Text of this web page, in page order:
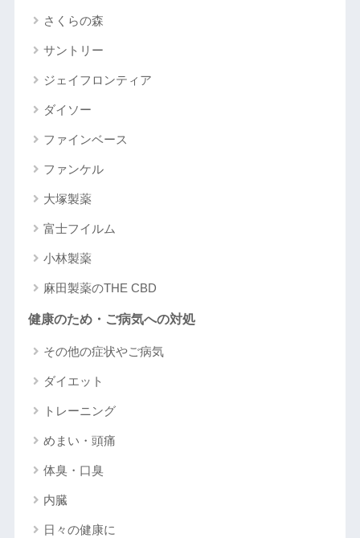
さくらの森
サントリー
ジェイフロンティア
ダイソー
ファインベース
ファンケル
大塚製薬
富士フイルム
小林製薬
麻田製薬のTHE CBD
健康のため・ご病気への対処
その他の症状やご病気
ダイエット
トレーニング
めまい・頭痛
体臭・口臭
内臓
日々の健康に